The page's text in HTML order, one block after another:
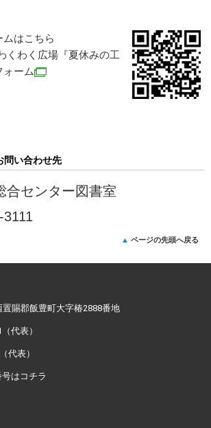
はこちら
くわく広場『夏休みの工
ォーム
問い合わせ先
合センター図書室
ページの先頭へ戻る
賜郡飯豊町大字椿2888番地
代表）
代表）
はコチラ